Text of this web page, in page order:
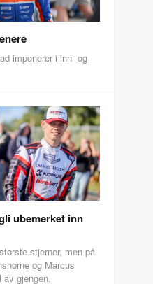
imponerer i inn- og
ubemerket inn
stjerner, men på
og Marcus
gjengen.